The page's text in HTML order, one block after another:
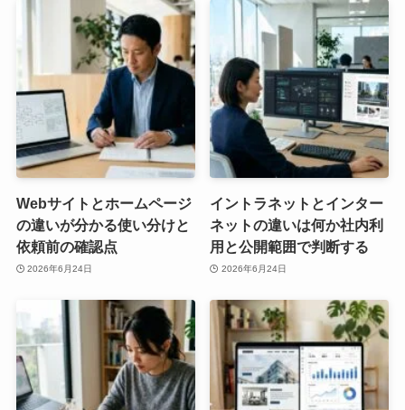
Webサイトとホームページ
の違いが分かる使い分けと
依頼前の確認点
2026年6月24日
イントラネットとインター
ネットの違いは何か社内利
用と公開範囲で判断する
2026年6月24日